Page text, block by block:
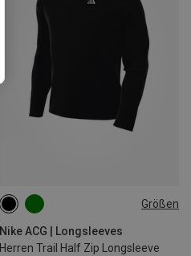
Größen
Nike ACG | Longsleeves
Herren Trail Half Zip Longsleeve
S M